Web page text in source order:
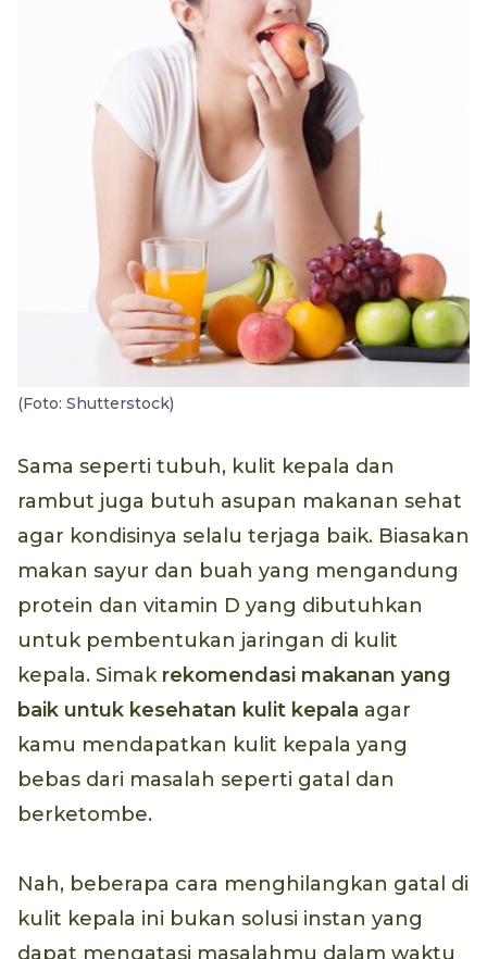
(Foto: Shutterstock)
Sama seperti tubuh, kulit kepala dan
rambut juga butuh asupan makanan sehat
agar kondisinya selalu terjaga baik. Biasakan
makan sayur dan buah yang mengandung
protein dan vitamin D yang dibutuhkan
untuk pembentukan jaringan di kulit
kepala. Simak rekomendasi makanan yang
baik untuk kesehatan kulit kepala agar
kamu mendapatkan kulit kepala yang
bebas dari masalah seperti gatal dan
berketombe.
Nah, beberapa cara menghilangkan gatal di
kulit kepala ini bukan solusi instan yang
dapat mengatasi masalahmu dalam waktu